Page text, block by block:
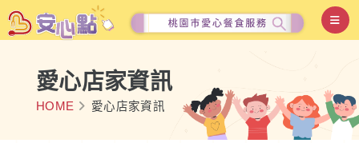
愛心店家資訊
HOME 愛心店家資訊